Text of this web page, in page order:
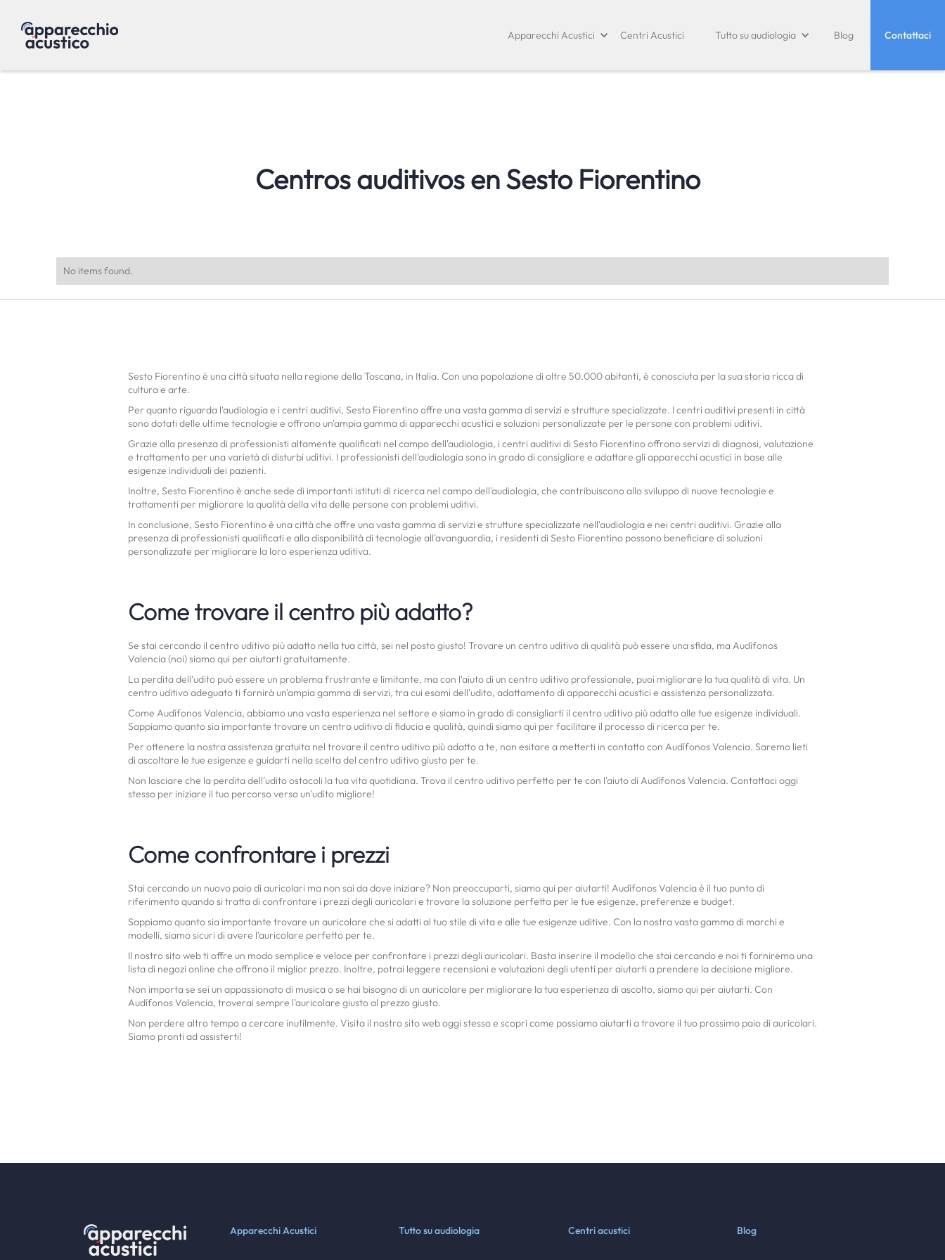
Apparecchi Acustici Centri Acustici Tutto su audiologia Blog Contattaci
Centros auditivos enSesto Fiorentino
No items found.
Sesto Fiorentino è una città situata nella regione della Toscana, in Italia. Con una popolazione di oltre 50.000 abitanti, è conosciuta per la sua storia ricca di
cultura e arte.
Per quanto riguarda l'audiologia e i centri auditivi, Sesto Fiorentino offre una vasta gamma di servizi e strutture specializzate. I centri auditivi presenti in città
sono dotati delle ultime tecnologie e offrono un'ampia gamma di apparecchi acustici e soluzioni personalizzate per le persone con problemi uditivi.
Grazie alla presenza di professionisti altamente qualificati nel campo dell'audiologia, i centri auditivi di Sesto Fiorentino offrono servizi di diagnosi, valutazione
e trattamento per una varietà di disturbi uditivi. I professionisti dell'audiologia sono in grado di consigliare e adattare gli apparecchi acustici in base alle
esigenze individuali dei pazienti.
Inoltre, Sesto Fiorentino è anche sede di importanti istituti di ricerca nel campo dell'audiologia, che contribuiscono allo sviluppo di nuove tecnologie e
trattamenti per migliorare la qualità della vita delle persone con problemi uditivi.
In conclusione, Sesto Fiorentino è una città che offre una vasta gamma di servizi e strutture specializzate nell'audiologia e nei centri auditivi. Grazie alla
presenza di professionisti qualificati e alla disponibilità di tecnologie all'avanguardia, i residenti di Sesto Fiorentino possono beneficiare di soluzioni
personalizzate per migliorare la loro esperienza uditiva.
Come trovare il centro più adatto?
Se stai cercando il centro uditivo più adatto nella tua città, sei nel posto giusto! Trovare un centro uditivo di qualità può essere una sfida, ma Audífonos
Valencia (noi) siamo qui per aiutarti gratuitamente.
La perdita dell'udito può essere un problema frustrante e limitante, ma con l'aiuto di un centro uditivo professionale, puoi migliorare la tua qualità di vita. Un
centro uditivo adeguato ti fornirà un'ampia gamma di servizi, tra cui esami dell'udito, adattamento di apparecchi acustici e assistenza personalizzata.
Come Audífonos Valencia, abbiamo una vasta esperienza nel settore e siamo in grado di consigliarti il centro uditivo più adatto alle tue esigenze individuali.
Sappiamo quanto sia importante trovare un centro uditivo di fiducia e qualità, quindi siamo qui per facilitare il processo di ricerca per te.
Per ottenere la nostra assistenza gratuita nel trovare il centro uditivo più adatto a te, non esitare a metterti in contatto con Audífonos Valencia. Saremo lieti
di ascoltare le tue esigenze e guidarti nella scelta del centro uditivo giusto per te.
Non lasciare che la perdita dell'udito ostacoli la tua vita quotidiana. Trova il centro uditivo perfetto per te con l'aiuto di Audífonos Valencia. Contattaci oggi
stesso per iniziare il tuo percorso verso un'udito migliore!
Come confrontare i prezzi
Stai cercando un nuovo paio di auricolari ma non sai da dove iniziare? Non preoccuparti, siamo qui per aiutarti! Audífonos Valencia è il tuo punto di
riferimento quando si tratta di confrontare i prezzi degli auricolari e trovare la soluzione perfetta per le tue esigenze, preferenze e budget.
Sappiamo quanto sia importante trovare un auricolare che si adatti al tuo stile di vita e alle tue esigenze uditive. Con la nostra vasta gamma di marchi e
modelli, siamo sicuri di avere l'auricolare perfetto per te.
Il nostro sito web ti offre un modo semplice e veloce per confrontare i prezzi degli auricolari. Basta inserire il modello che stai cercando e noi ti forniremo una
lista di negozi online che offrono il miglior prezzo. Inoltre, potrai leggere recensioni e valutazioni degli utenti per aiutarti a prendere la decisione migliore.
Non importa se sei un appassionato di musica o se hai bisogno di un auricolare per migliorare la tua esperienza di ascolto, siamo qui per aiutarti. Con
Audífonos Valencia, troverai sempre l'auricolare giusto al prezzo giusto.
Non perdere altro tempo a cercare inutilmente. Visita il nostro sito web oggi stesso e scopri come possiamo aiutarti a trovare il tuo prossimo paio di auricolari.
Siamo pronti ad assisterti!
Apparecchi Acustici Tutto su audiologia Centri acustici Blog